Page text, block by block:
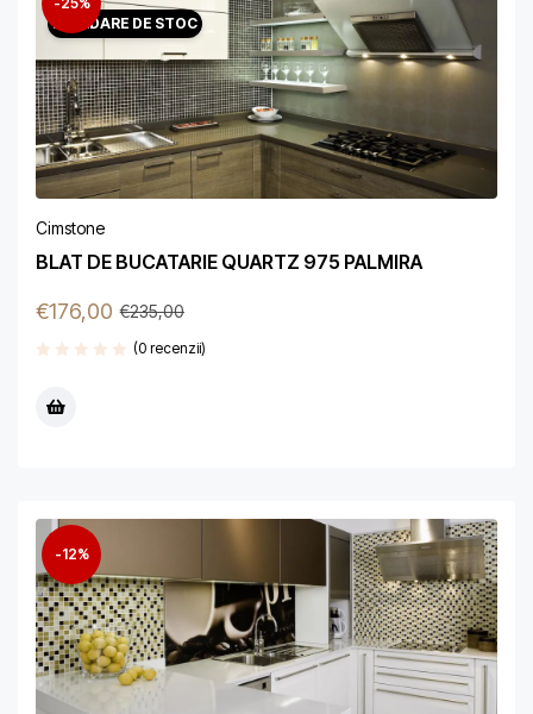
LICHIDARE DE STOC
Cimstone
BLAT DE BUCATARIE QUARTZ 975 PALMIRA
€235,00
€176,00
(0 recenzii)
-12%